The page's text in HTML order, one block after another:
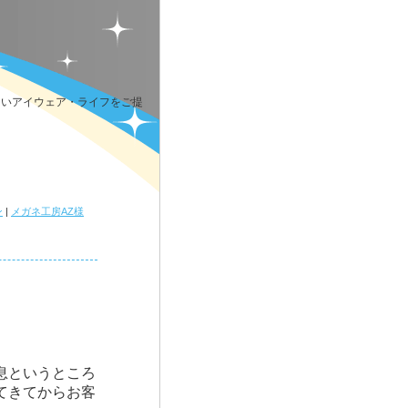
アイウェア・ライフをご提
| メガネ工房AZ様
というところ
きてからお客